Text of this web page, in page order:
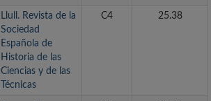
Llull. Revista de la
Sociedad
Española de
Historia de las
Ciencias y de las
Técnicas
C4 25.38